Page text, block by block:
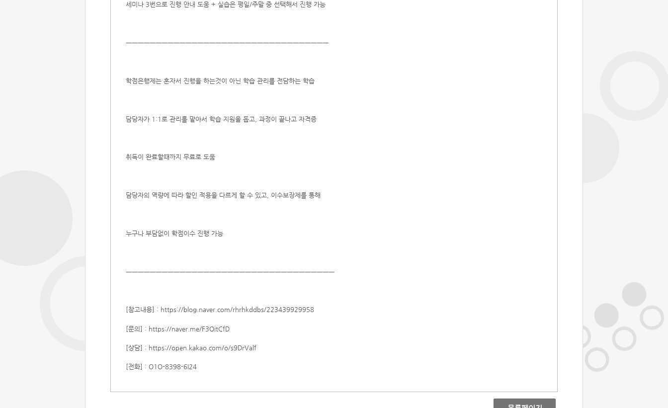
세미나 3번으로 진행 안내 도움 + 실습은 평일/주말 중 선택해서 진행 가능
ㅡㅡㅡㅡㅡㅡㅡㅡㅡㅡㅡㅡㅡㅡㅡㅡㅡㅡㅡㅡㅡㅡㅡㅡㅡㅡㅡㅡㅡㅡㅡㅡㅡㅡ
학점은행제는 혼자서 진행을 하는것이 아닌 학습 관리를 전담하는 학습
담당자가 1:1로 관리를 맡아서 학습 지원을 돕고, 과정이 끝나고 자격증
취득이 완료할때까지 무료로 도움
담당자의 역량에 따라 할인 적용을 다르게 할 수 있고, 이수보장제를 통해
누구나 부담없이 학점이수 진행 가능
ㅡㅡㅡㅡㅡㅡㅡㅡㅡㅡㅡㅡㅡㅡㅡㅡㅡㅡㅡㅡㅡㅡㅡㅡㅡㅡㅡㅡㅡㅡㅡㅡㅡㅡㅡ
[참고내용] : https://blog.naver.com/rhrhkddbs/223439929958
[문의] : https://naver.me/F3OitCfD
[상담] : https://open.kakao.com/o/s9DrValf
[전화] : O1O-8398-6I24​